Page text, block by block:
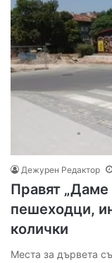
Дежурен Редактор
Правят „Даме
пешеходци,
колички
Места за дървета